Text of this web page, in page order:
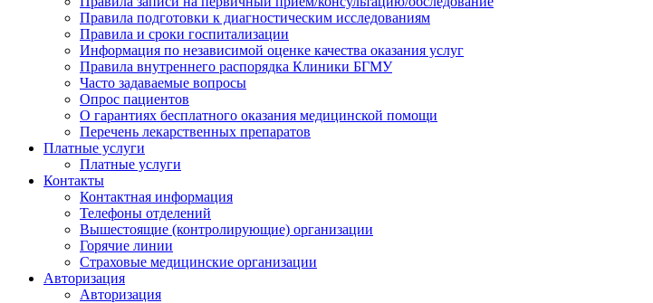
Правила подготовки к диагностическим исследованиям
Правила и сроки госпитализации
Информация по независимой оценке качества оказания услуг
Правила внутреннего распорядка Клиники БГМУ
Часто задаваемые вопросы
Опрос пациентов
О гарантиях бесплатного оказания медицинской помощи
Перечень лекарственных препаратов
Платные услуги
Платные услуги
Контакты
Контактная информация
Телефоны отделений
Вышестоящие (контролирующие) организации
Горячие линии
Страховые медицинские организации
Авторизация
Авторизация